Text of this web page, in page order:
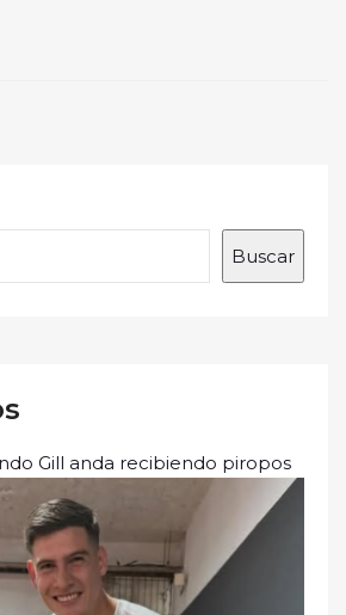
Buscar
Gill anda recibiendo piropos